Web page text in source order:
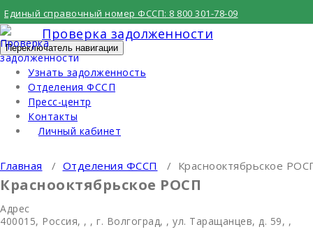
Перейти
к
содержимому
Единый справочный номер ФССП: 8 800 301-78-09
Проверка задолженности
Переключатель навигации
Узнать задолженность
Отделения ФССП
Пресс-центр
Контакты
Личный кабинет
Главная / Отделения ФССП / Краснооктябрьское
Краснооктябрьское РОСП
Адрес
400015, Россия, , , г. Волгоград, , ул. Таращанцев, д. 59, ,